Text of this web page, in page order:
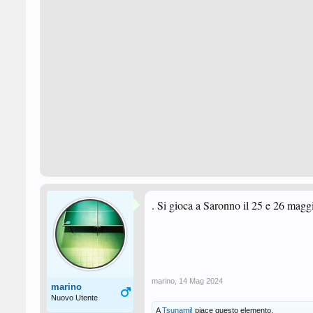
marino
Nuovo Utente
. Si gioca a Saronno il 25 e 26
marino 14 Mag 2024
ATsunami! piace questo elemento.